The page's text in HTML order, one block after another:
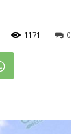
0
1171